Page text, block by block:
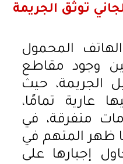
توثق الجريمة
المحمول
وجود مقاطع
الجريمة، حيث
عارية تمامًا،
متفرقة، في
المتهم في
إجبارها على